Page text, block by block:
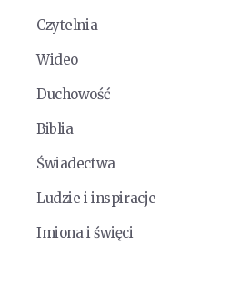
Czytelnia
Wideo
Duchowość
Biblia
Świadectwa
Ludzie i inspiracje
Imiona i święci